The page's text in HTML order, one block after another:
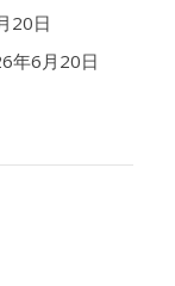
20日
年6月20日